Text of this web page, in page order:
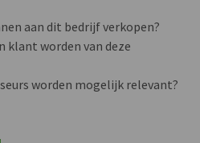
aan dit bedrijf verkopen?
klant worden van deze
worden mogelijk relevant?